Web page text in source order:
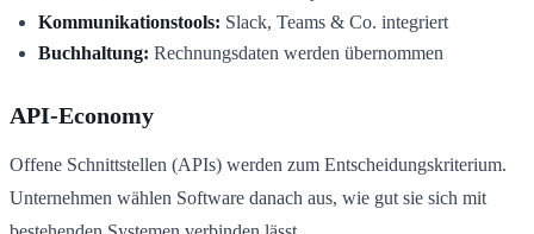
Kommunikationstools: Slack, Teams & Co. integriert
Buchhaltung: Rechnungsdaten werden übernommen
API-Economy
Offene Schnittstellen (APIs) werden zum Entscheidungskriterium.
Unternehmen wählen Software danach aus, wie gut sie sich mit